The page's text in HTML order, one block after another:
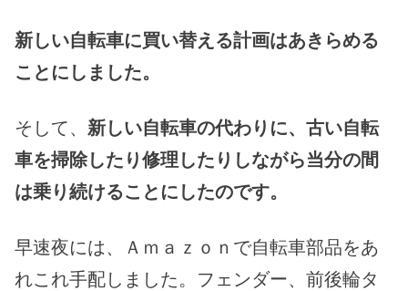
新しい自転車に買い替える計画はあきらめる
ことにしました。
そして、 新しい自転車の代わりに、古い自転
車を掃除したり修理したりしながら当分の間
は乗り続けることにしたのです。
早速夜には、Ａｍａｚｏｎで自転車部品をあ
れこれ手配しました。フェンダー、前後輪タ